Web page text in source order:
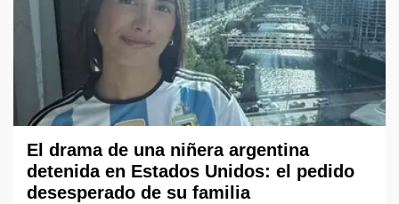
El drama de una niñera argentina
detenida en Estados Unidos: el pedido
desesperado de su familia